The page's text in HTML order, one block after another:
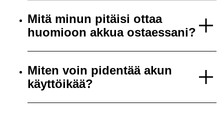
Mitä minun pitäisi ottaa
huomioon akkua ostaessani?
Miten voin pidentää akun
käyttöikää?